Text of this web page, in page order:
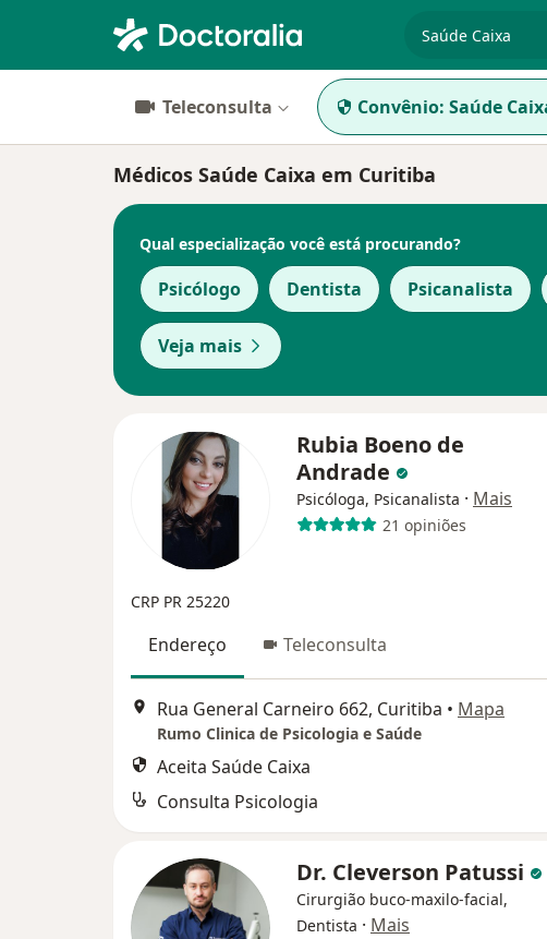
especialidade,
Teleconsulta Convênio: Saúde
Médicos Saúde Caixa em Curitiba
Qual especialização você está procurando?
Psicólogo Dentista Psicanalista
Veja mais
Rubia Boeno de
Andrade
Psicóloga, Psicanalista · Mais
21 opiniões
CRP PR 25220
Endereço Teleconsulta
Rua General Carneiro 662, Curitiba • Mapa
Rumo Clinica de Psicologia e Saúde
Aceita Saúde Caixa
Consulta Psicologia
Dr. Cleverson Patussi
Cirurgião buco-maxilo-facial,
Dentista · Mais